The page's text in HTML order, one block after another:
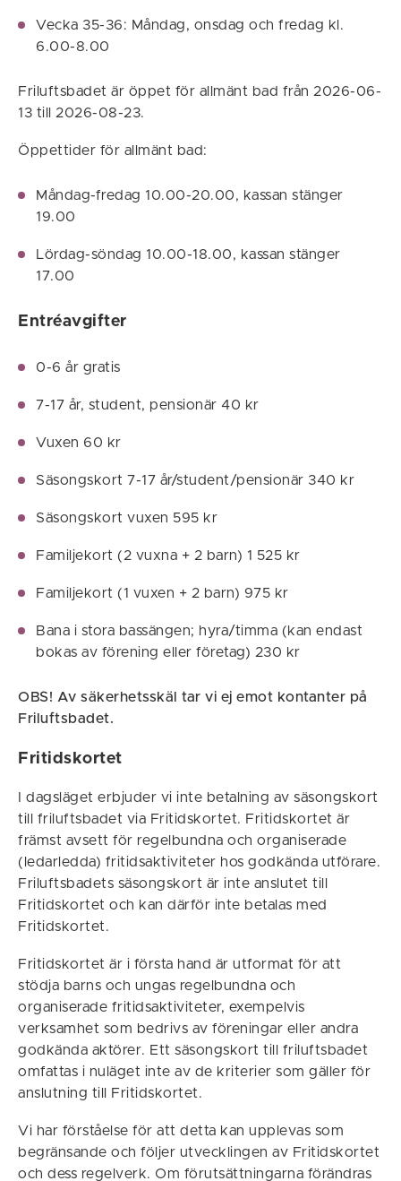
Vecka 35-36: Måndag, onsdag och fredag kl.
6.00-8.00
Friluftsbadet är öppet för allmänt bad från 2026-06-
13 till 2026-08-23.
Öppettider för allmänt bad:
Måndag-fredag 10.00-20.00, kassan stänger
19.00
Lördag-söndag 10.00-18.00, kassan stänger
17.00
Entréavgifter
0-6 år gratis
7-17 år, student, pensionär 40 kr
Vuxen 60 kr
Säsongskort 7-17 år/student/pensionär 340 kr
Säsongskort vuxen 595 kr
Familjekort (2 vuxna + 2 barn) 1 525 kr
Familjekort (1 vuxen + 2 barn) 975 kr
Bana i stora bassängen; hyra/timma (kan endast
bokas av förening eller företag) 230 kr
OBS! Av säkerhetsskäl tar vi ej emot kontanter på
Friluftsbadet.
Fritidskortet
I dagsläget erbjuder vi inte betalning av säsongskort
till friluftsbadet via Fritidskortet. Fritidskortet är
främst avsett för regelbundna och organiserade
(ledarledda) fritidsaktiviteter hos godkända utförare.
Friluftsbadets säsongskort är inte anslutet till
Fritidskortet och kan därför inte betalas med
Fritidskortet.
Fritidskortet är i första hand är utformat för att
stödja barns och ungas regelbundna och
organiserade fritidsaktiviteter, exempelvis
verksamhet som bedrivs av föreningar eller andra
godkända aktörer. Ett säsongskort till friluftsbadet
omfattas i nuläget inte av de kriterier som gäller för
anslutning till Fritidskortet.
Vi har förståelse för att detta kan upplevas som
begränsande och följer utvecklingen av Fritidskortet
och dess regelverk. Om förutsättningarna förändras